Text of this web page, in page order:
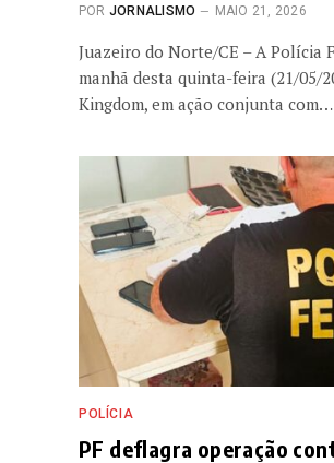
POR JORNALISMO MAIO 21, 2026
Juazeiro do Norte/CE – A Polícia
manhã desta quinta-feira (21/05/
Kingdom, em ação conjunta com…
POLÍCIA
PF deflagra operação